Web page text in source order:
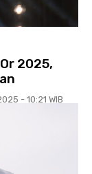
2025,
- 10:21 WIB